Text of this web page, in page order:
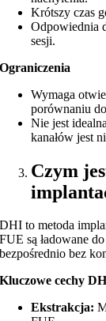
Krótszy czas
Odpowiednia
sesji.
Ograniczenia
Wymaga
porównaniu
Nie jest
kanałów jest
Czym
DHI to metoda
FUE są ładowane
bezpośrednio bez
Kluczowe cechy
Ekstrakcja: